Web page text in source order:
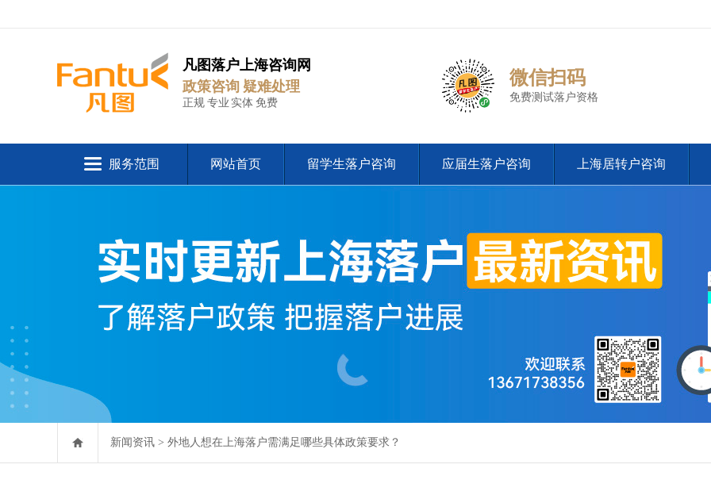
凡图落户上海咨询网
政策咨询 疑难处理
正规 专业 实体 免费
微信扫码
免费测试落户资格
服务范围 网站首页 留学生落户咨询 应届生落户咨询 上海居转户咨询
新闻资讯 > 外地人想在上海落户需满足哪些具体政策要求？